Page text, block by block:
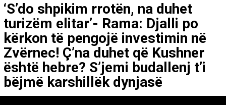
‘S’do shpikim rrotën, na duhet
turizëm elitar’- Rama: Djalli po
kërkon të pengojë investimin në
Zvërnec! Ç’na duhet që Kushner
është hebre? S’jemi budallenj t’i
bëjmë karshillëk dynjasë